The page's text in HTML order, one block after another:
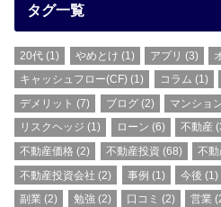
タグ一覧
20代 (1) やめとけ (1) アプリ (3)
キャッシュフロー(CF) (1) コラム (1)
デメリット (7) ブログ(2) マンショ
リスクヘッジ (1) ローン (6) 不動産
不動産価格 (2) 不動産投資 (68) 不
不動産投資会社 (2) 事例 (1) 今後 (1)
副業 (2) 勉強 (2) 口コミ (2) 営業